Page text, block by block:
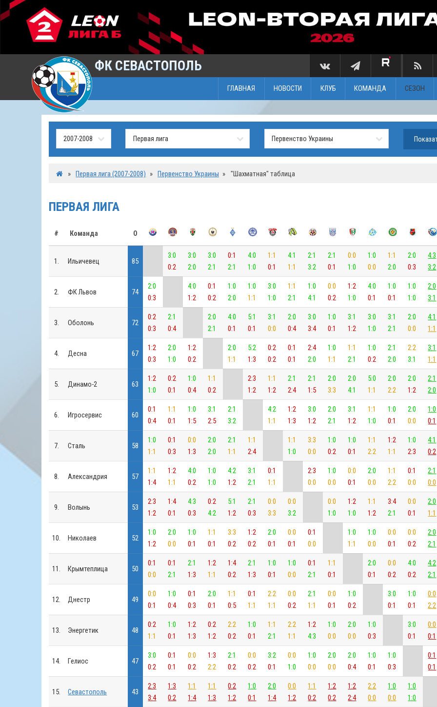
ФК СЕВАСТОПОЛЬ
ГЛАВНАЯ НОВОСТИ КЛУБ КОМАНДА СЕЗОН
» Первая лига (2007-2008) » Первенство Украины » "Шахматная" таблица
ПЕРВАЯ ЛИГА
# Команда О
1. Ильичевец 85
3:0
0:2
3:0
2:0
3:0
2:1
0:1
2:1
4:0
1:0
1:1
0:1
4:1
1:1
2:1
3:2
2:1
0:1
0:0
1:0
1:0
0:0
1:1
2:0
2:0
0:3
4:3
3:2
2. ФК Львов 74
2:0
0:3
4:0
1:2
0:1
0:2
1:0
2:0
1:0
1:1
3:0
1:0
1:1
2:1
1:0
4:1
0:0
0:2
1:2
1:0
4:0
0:1
1:0
0:1
1:0
1:0
2:0
3:1
3. Оболонь 72
0:2
0:3
2:1
0:4
2:0
2:1
4:0
0:1
5:1
0:1
3:1
0:0
2:0
0:4
3:0
3:4
1:0
0:1
3:1
1:2
3:0
1:0
3:1
2:1
2:0
0:0
4:1
1:1
4. Десна 67
1:2
0:3
2:0
1:0
1:2
0:2
2:0
1:1
5:2
1:3
0:2
0:2
0:1
0:1
2:4
2:0
1:0
1:1
1:1
2:1
1:0
0:2
2:1
2:0
2:2
3:1
3:1
1:1
5. Динамо-2 63
1:2
1:0
0:2
0:1
1:0
0:4
1:1
0:2
2:3
1:2
1:1
1:2
2:1
2:4
2:1
1:5
2:0
3:3
2:0
4:1
5:0
1:1
2:0
2:2
2:0
1:2
2:1
2:0
6. Игросервис 60
0:1
0:4
1:1
0:1
1:0
1:5
3:1
2:5
2:1
3:2
4:2
1:1
1:2
1:3
3:0
1:2
2:0
2:1
3:1
1:2
1:1
1:0
1:0
0:1
2:0
0:0
1:0
0:1
7. Сталь 58
1:0
1:1
0:1
0:3
0:0
1:3
2:0
2:0
2:1
1:1
1:1
2:4
1:1
1:0
3:3
0:0
1:0
0:2
1:0
0:1
1:1
2:2
1:2
1:1
1:0
2:3
4:1
0:2
8. Александрия 57
1:1
1:4
1:2
1:1
4:0
0:2
1:0
1:0
4:2
1:2
3:1
2:1
0:1
1:1
2:3
0:0
1:0
0:0
0:0
0:1
2:0
0:0
1:1
2:2
0:1
0:0
2:1
0:0
9. Волынь 53
2:3
1:2
1:4
0:1
4:3
0:3
0:2
4:2
5:1
1:2
2:1
0:3
0:0
3:3
0:0
3:2
0:0
1:0
1:2
1:0
1:1
1:2
3:4
2:1
0:0
0:1
2:0
1:1
10. Николаев 52
1:0
1:2
2:0
0:0
1:0
0:1
1:1
0:1
3:3
0:2
1:2
0:2
2:0
0:1
0:0
0:1
0:1
0:0
1:0
1:1
1:0
0:0
0:0
0:1
0:0
0:2
2:0
2:1
11. Крымтеплица 50
0:1
0:0
0:1
2:1
2:1
1:3
1:2
1:1
1:4
0:2
2:1
1:3
1:0
0:1
1:0
0:0
0:1
2:1
1:1
0:1
2:0
0:1
0:0
0:2
4:0
0:2
4:2
2:1
12. Днестр 49
0:0
0:1
1:0
0:4
0:1
0:3
2:0
0:1
1:1
0:5
0:1
1:1
2:2
1:1
0:0
0:2
2:1
1:1
0:0
0:1
1:0
0:2
3:0
0:1
1:0
0:1
0:0
2:2
13. Энергетик 48
0:2
1:1
1:0
0:1
1:2
1:3
0:2
1:2
2:2
0:2
1:0
0:1
1:1
2:1
2:2
1:1
1:2
4:3
1:0
0:0
2:0
0:0
1:0
0:3
3:0
0:1
0:0
0:1
14. Гелиос 47
3:0
0:2
0:1
0:1
0:0
0:2
1:3
2:2
2:1
0:2
0:0
0:2
3:2
0:1
0:0
1:0
1:0
0:0
2:0
0:0
2:0
0:4
1:0
0:1
1:0
0:3
0:1
0:1
15. Севастополь 43
2:3
3:4
1:3
0:2
1:1
1:4
1:1
1:3
0:2
1:2
1:0
0:1
2:0
1:4
0:0
1:2
1:1
0:2
1:2
0:2
1:2
2:4
2:2
0:0
1:0
0:0
1:0
1:0